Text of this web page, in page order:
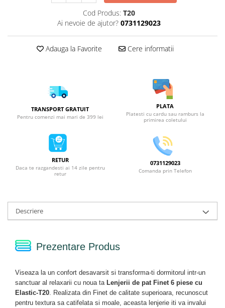
Cod Produs: T20
Ai nevoie de ajutor? 0731129023
Adauga la Favorite Cere informatii
TRANSPORT GRATUIT
Pentru comenzi mai mari de 399 lei
PLATA
Platesti cu cardu sau ramburs la
primirea coletului
RETUR
Daca te razgandesti ai 14 zile pentru
retur
0731129023
Comanda prin Telefon
Descriere
Prezentare Produs
Viseaza la un confort desavarsit si transforma-ti dormitorul intr-un
sanctuar al relaxarii cu noua ta Lenjerii de pat Finet 6 piese cu
Elastic-T20 . Realizata din Finet de calitate superioara, recunoscut
pentru textura sa catifelata si moale, aceasta lenjerie iti va invalui